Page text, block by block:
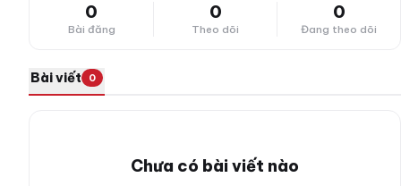
0
Bài đăng
0
Theo dõi
0
Đang theo dõi
Bài viết 0
Chưa có bài viết nào